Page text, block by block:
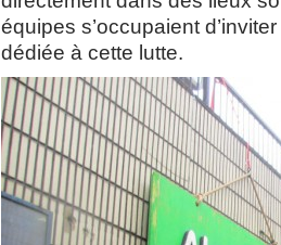
équipes s’occupaient
dédiée à cette lutte.